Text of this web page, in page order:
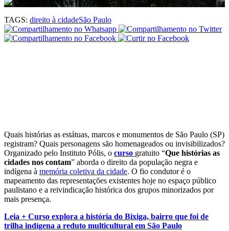
De 08/03/2023 até 05/04/2023
TAGS: direito à cidadeSão Paulo
Quais histórias as estátuas, marcos e monumentos de São Paulo (SP)
registram? Quais personagens são homenageados ou invisibilizados?
Organizado pelo Instituto Pólis, o curso gratuito “Que histórias as
cidades nos contam” aborda o direito da população negra e
indígena à memória coletiva da cidade. O fio condutor é o
mapeamento das representações existentes hoje no espaço público
paulistano e a reivindicação histórica dos grupos minorizados por
mais presença.
Leia + Curso explora a história do Bixiga, bairro que foi de
trilha indígena a reduto multicultural em São Paulo